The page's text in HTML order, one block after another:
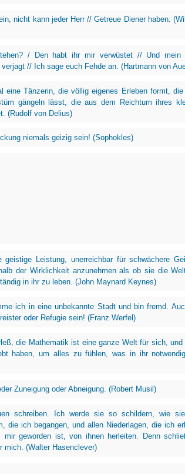
nicht kann jeder Herr // Getreue Diener haben.
/ Den habt ihr mir verwüstet // Und mein
// Ich sage euch Fehde an. (Hartmann von
eine Tänzerin, die völlig eigenes Erleben formt,
gängeln lässt, die aus dem Reichtum ihres
(Rudolf von Delius)
niemals geizig sein! (Sophokles)
Leistung, unerreichbar für schwächere
der Wirklichkeit anzunehmen als ob sie die
in ihr zu leben. (John Maynard Keynes)
ich in eine unbekannte Stadt und bin fremd.
oder Refugie sein! (Franz Werfel)
die Mathematik ist eine ganze Welt für sich, und
haben, um alles zu fühlen, was in ihr
Zuneigung oder Abneigung. (Robert Musil)
schreiben. Ich werde sie so schildern, wie
die ich begangen, und allen Niederlagen, die ich
geworden ist, von ihnen herleiten. Denn
mich. (Walter Hasenclever)